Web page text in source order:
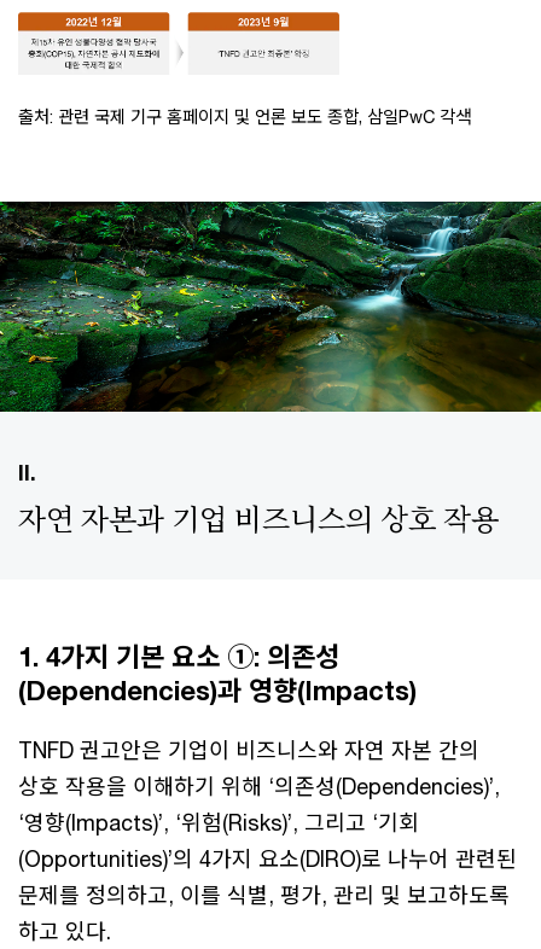
출처: 관련 국제 기구 홈페이지 및 언론 보도 종합, 삼일PwC 각색
II.
자연 자본과 기업 비즈니스의 상호 작용
1. 4가지 기본 요소 ①: 의존성
(Dependencies)과 영향(Impacts)
TNFD 권고안은 기업이 비즈니스와 자연 자본 간의
상호 작용을 이해하기 위해 ‘의존성(Dependencies)’,
‘영향(Impacts)’, ‘위험(Risks)’, 그리고 ‘기회
(Opportunities)’의 4가지 요소(DIRO)로 나누어 관련된
문제를 정의하고, 이를 식별, 평가, 관리 및 보고하도록
하고 있다.